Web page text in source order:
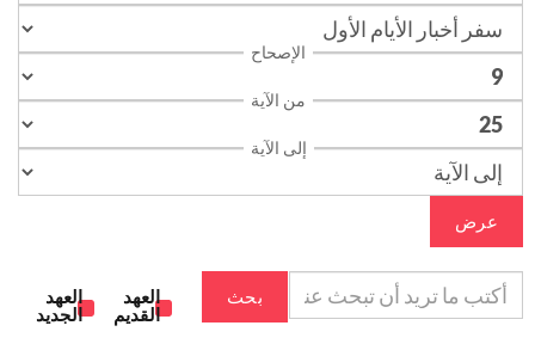
الإصحاح
من الآية
إلى الآية
عرض
بحث
العهد
القديم
العهد
الجديد